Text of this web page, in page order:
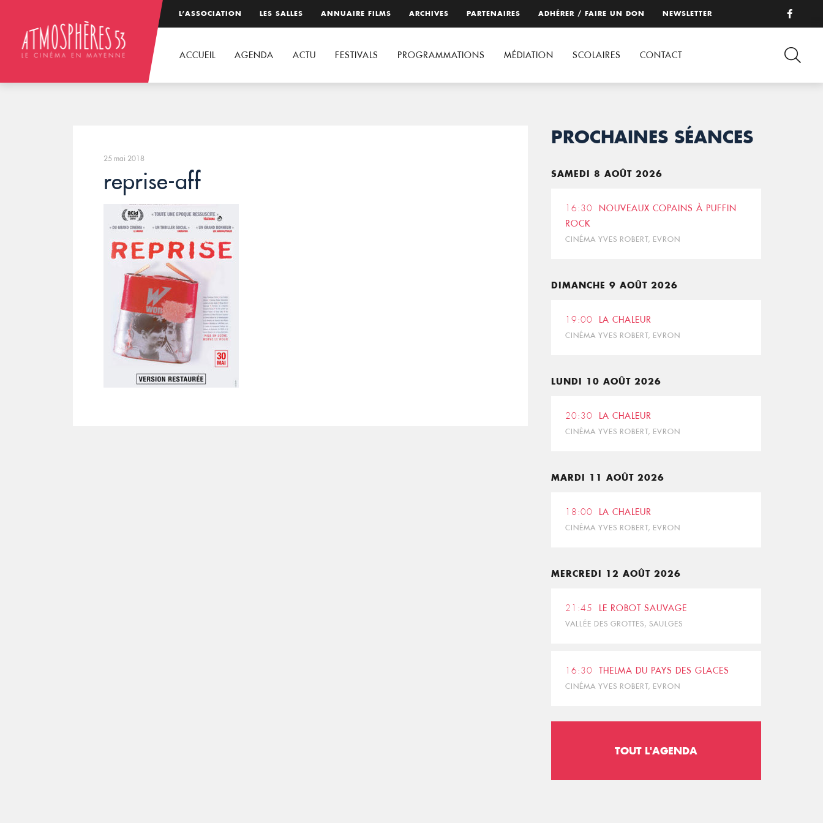
L’ASSOCIATION LES SALLES ANNUAIRE FILMS ARCHIVES PARTENAIRES ADHÉRER / FAIRE UN DON NEWSLETTER
ACCUEIL AGENDA ACTU FESTIVALS PROGRAMMATIONS MÉDIATION SCOLAIRES CONTACT
25 mai 2018
reprise-aff
PROCHAINES SÉANCES
SAMEDI 8 AOÛT 2026
16:30
NOUVEAUX COPAINS À PUFFIN
ROCK
CINÉMA YVES ROBERT, EVRON
DIMANCHE 9 AOÛT 2026
19:00 LA CHALEUR
CINÉMA YVES ROBERT, EVRON
LUNDI 10 AOÛT 2026
20:30 LA CHALEUR
CINÉMA YVES ROBERT, EVRON
MARDI 11 AOÛT 2026
18:00 LA CHALEUR
CINÉMA YVES ROBERT, EVRON
MERCREDI 12 AOÛT 2026
21:45 LE ROBOT SAUVAGE
VALLÉE DES GROTTES, SAULGES
16:30 THELMA DU PAYS DES GLACES
CINÉMA YVES ROBERT, EVRON
TOUT L'AGENDA